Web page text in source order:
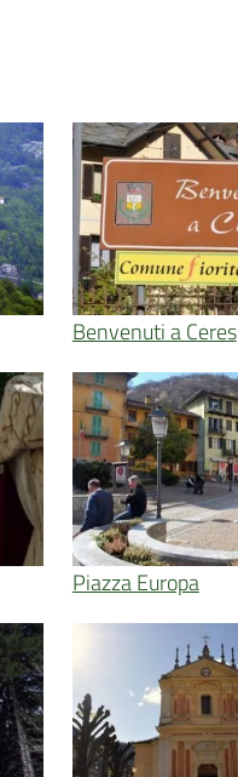
Benvenuti a Ceres
Piazza Europa